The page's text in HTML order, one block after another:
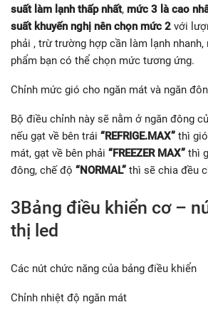
suất làm lạnh thấp nhất, mức 3 là cao
suất khuyến nghị nên chọn mức 2 với
phải , trừ trường hợp cần làm lạnh
phẩm bạn có thể chọn mức tương ứng.
Chỉnh mức gió cho ngăn mát và ngăn
Bộ điều chỉnh này sẽ nằm ở ngăn đông
nếu gạt về bên trái “REFRIGE.MAX” thì
mát, gạt về bên phải “FREEZER MAX” thì
đông, chế độ “NORMAL” thì sẽ chia đều
3Bảng điều khiển cơ –
thị led
Các nút chức năng của bảng điều khiển
Chỉnh nhiệt độ ngăn mát